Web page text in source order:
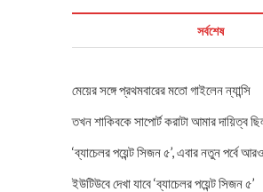
সর্বশেষ
মেয়ের সঙ্গে প্রথমবারের মতো গাইলেন ন্যান্সি
তখন শাকিবকে সাপোর্ট করাটা আমার দায়িত্ব
‘ব্যাচেলর পয়েন্ট সিজন ৫’, এবার নতুন পর্বে
ইউটিউবে দেখা যাবে ‘ব্যাচেলর পয়েন্ট সিজন ৫’